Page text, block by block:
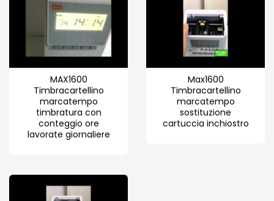
MAX1600
Timbracartellino
marcatempo
timbratura con
conteggio ore
lavorate giornaliere
Max1600
Timbracartellino
marcatempo
sostituzione
cartuccia inchiostro